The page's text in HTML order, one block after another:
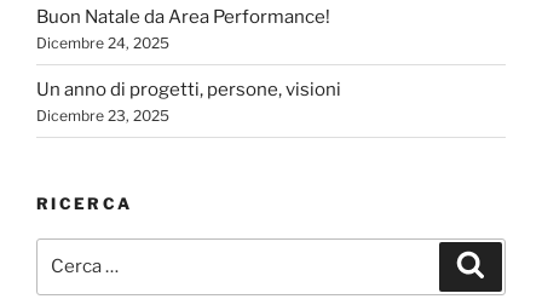
Buon Natale da Area Performance!
Dicembre 24, 2025
Un anno di progetti, persone, visioni
Dicembre 23, 2025
RICERCA